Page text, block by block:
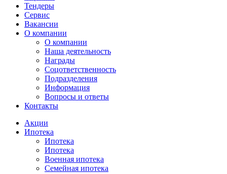
Тендеры
Сервис
Вакансии
О компании
О компании
Наша деятельность
Награды
Соцответственность
Подразделения
Информация
Вопросы и ответы
Контакты
Акции
Ипотека
Ипотека
Ипотека
Военная ипотека
Семейная ипотека